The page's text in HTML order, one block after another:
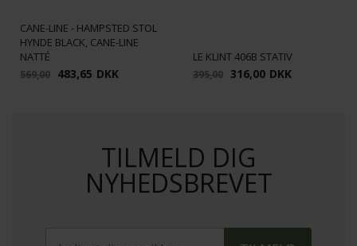
CANE-LINE - HAMPSTED STOL
HYNDE BLACK, CANE-LINE
NATTÉ
569,00 483,65 DKK
LE KLINT 406B STATIV
395,00 316,00 DKK
TILMELD DIG
NYHEDSBREVET